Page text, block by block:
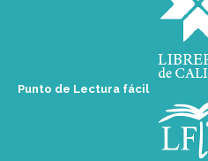
Punto de Lectura fácil